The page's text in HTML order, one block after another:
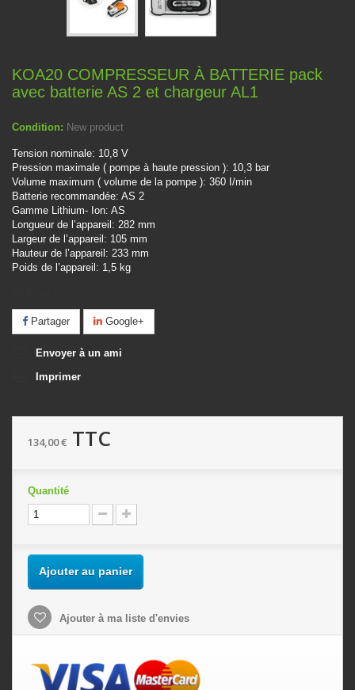
KOA20 COMPRESSEUR À BATTERIE pack
avec batterie AS 2 et chargeur AL1
Condition: New product
Tension nominale: 10,8 V
Pression maximale ( pompe à haute pression ): 10,3 bar
Volume maximum ( volume de la pompe ): 360 I/min
Batterie recommandée: AS 2
Gamme Lithium- Ion: AS
Longueur de l ’appareil: 282 mm
Largeur de l ’appareil: 105 mm
Hauteur de l ’appareil: 233 mm
Poids de l ’appareil: 1,5 kg
Partager Google+
Envoyer à un ami
Imprimer
134,00 € TTC
Quantité
Ajouter au panier
Ajouter à ma liste d'envies